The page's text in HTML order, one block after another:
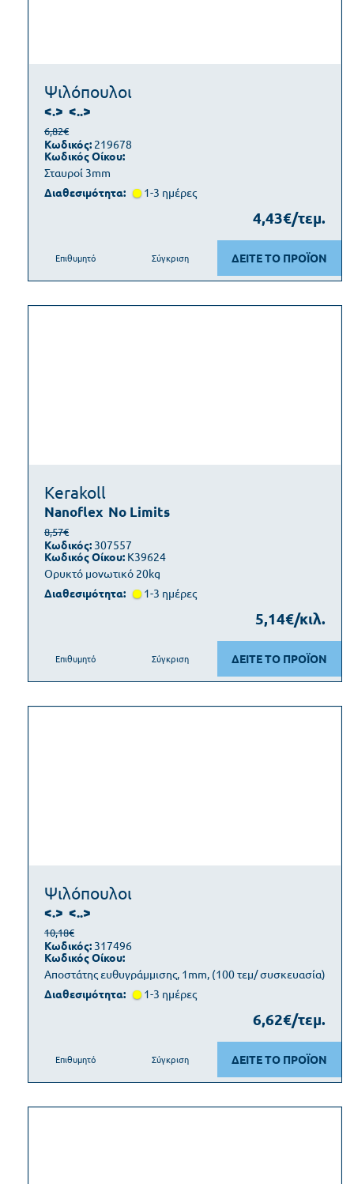
Ψιλόπουλοι
<.> <..>
Σταυροί 3mm
6,82€
Κωδικός: 219678
Κωδικός Οίκου:
Διαθεσιμότητα: 1-3 ημέρες
4,43€/τεμ.
ΔΕΙΤΕ ΤΟ ΠΡΟΪΟΝ
Επιθυμητό Σύγκριση
Kerakoll
Nanoflex No Limits
Ορυκτό μονωτικό 20kg
8,57€
Κωδικός: 307557
Κωδικός Οίκου: K39624
Διαθεσιμότητα: 1-3 ημέρες
5,14€/κιλ.
ΔΕΙΤΕ ΤΟ ΠΡΟΪΟΝ
Επιθυμητό Σύγκριση
Ψιλόπουλοι
<.> <..>
Αποστάτης ευθυγράμμισης, 1mm, (100 τεμ/ συσκευασία)
10,18€
Κωδικός: 317496
Κωδικός Οίκου:
Διαθεσιμότητα: 1-3 ημέρες
6,62€/τεμ.
ΔΕΙΤΕ ΤΟ ΠΡΟΪΟΝ
Επιθυμητό Σύγκριση